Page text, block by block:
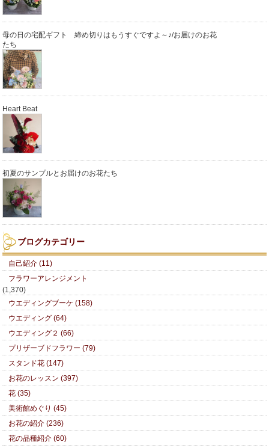
母の日の宅配ギフト 締め切りはもうすぐですよ～♪/お届けのお花
たち
Heart Beat
初夏のサンプルとお届けのお花たち
ブログカテゴリー
自己紹介 (11)
フラワーアレンジメント
(1,370)
ウエディングブーケ (158)
ウエディング (64)
ウエディング２ (66)
プリザーブドフラワー (79)
スタンド花 (147)
お花のレッスン (397)
花 (35)
美術館めぐり (45)
お花の紹介 (236)
花の品種紹介 (60)